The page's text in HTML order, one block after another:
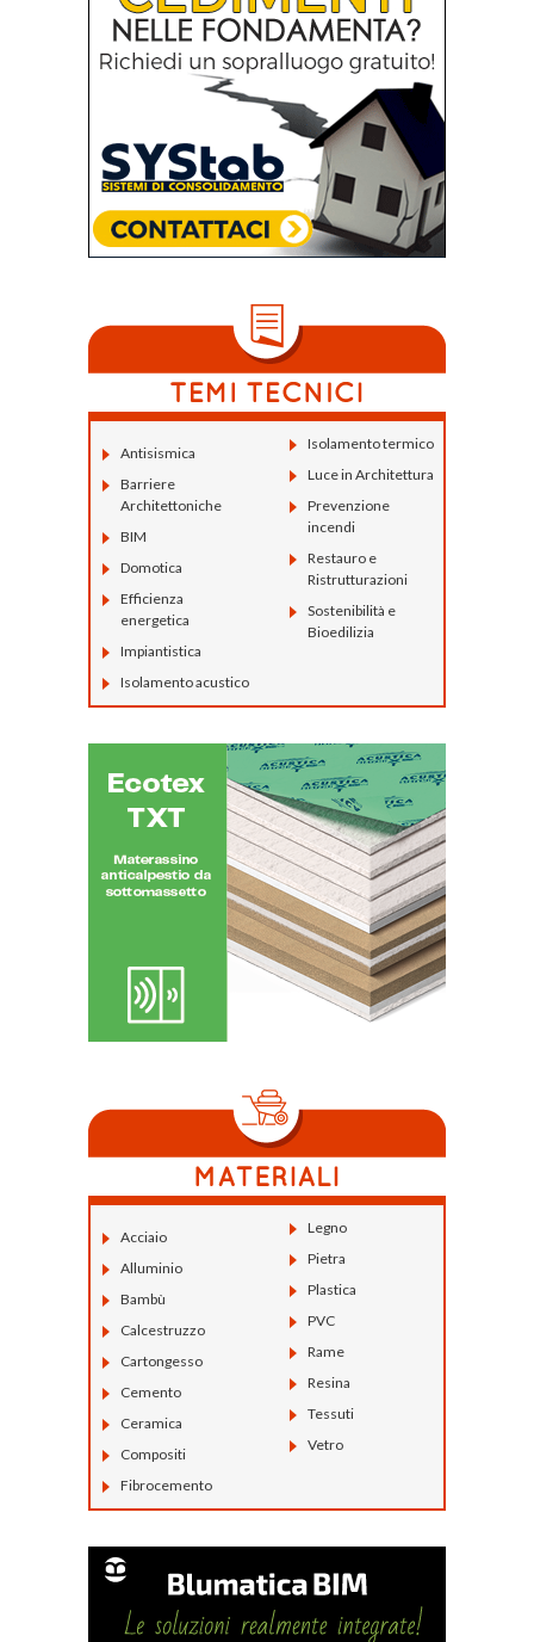
Antisismica
Barriere
Architettoniche
BIM
Domotica
Efficienza
energetica
Impiantistica
Isolamento acustico
Isolamento termico
Luce in Architettura
Prevenzione
incendi
Restauro e
Ristrutturazioni
Sostenibilità e
Bioedilizia
Acciaio
Alluminio
Bambù
Calcestruzzo
Cartongesso
Cemento
Ceramica
Compositi
Fibrocemento
Legno
Pietra
Plastica
PVC
Rame
Resina
Tessuti
Vetro